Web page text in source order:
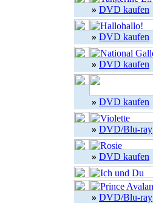
» DVD kaufen
» DVD kaufen
» DVD kaufen
» DVD kaufen
» DVD/Blu-ray
» DVD kaufen
» DVD/Blu-ray